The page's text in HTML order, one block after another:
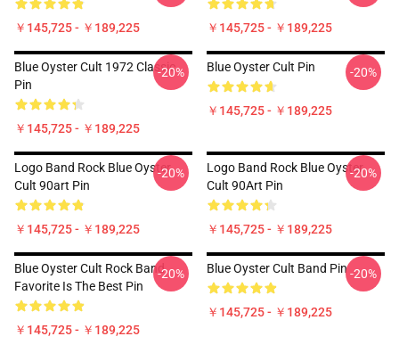
￥145,725 - ￥189,225 ￥145,725 - ￥189,225
Blue Oyster Cult 1972 Classic
Pin
￥145,725 - ￥189,225
-20% Blue Oyster Cult Pin
￥145,725 - ￥189,225
-20%
Logo Band Rock Blue Oyster
Cult 90art Pin
￥145,725 - ￥189,225
-20%
Logo Band Rock Blue Oyster
Cult 90Art Pin
￥145,725 - ￥189,225
-20%
Blue Oyster Cult Rock Band
Favorite Is The Best Pin
￥145,725 - ￥189,225
-20% Blue Oyster Cult Band Pin
￥145,725 - ￥189,225
-20%